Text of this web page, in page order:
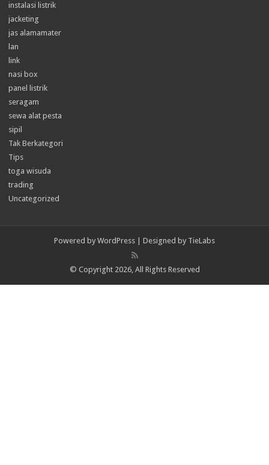
instalasi listrik
jacketing
jas alamamater
lan
link
nasi box
panel listrik
seragam
sewa alat pesta
sipil
Tak Berkategori
Tips
toga wisuda
trading
Uncategorized
Powered by WordPress | Designed by TieLabs
© Copyright 2026, All Rights Reserved